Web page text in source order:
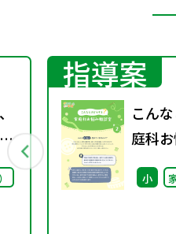
指導案
こん
庭科
【第
小